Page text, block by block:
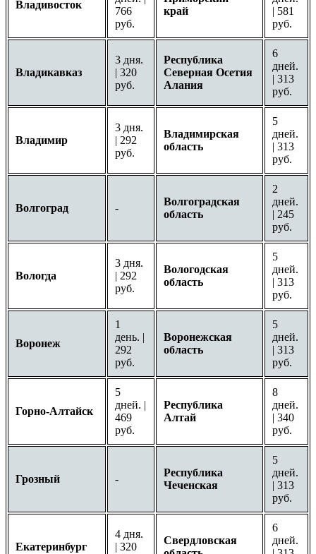
Владивосток
766
руб.
край
| 581
руб.
Владикавказ
3 дня.
| 320
руб.
Республика
Северная Осетия
Алания
6
дней.
| 313
руб.
Владимир
3 дня.
| 292
руб.
Владимирская
область
5
дней.
| 313
руб.
Волгоград -
Волгоградская
область
2
дней.
| 245
руб.
Вологда
3 дня.
| 292
руб.
Вологодская
область
5
дней.
| 313
руб.
Воронеж
1
день. |
292
руб.
Воронежская
область
5
дней.
| 313
руб.
Горно-Алтайск
5
дней. |
469
руб.
Республика
Алтай
8
дней.
| 340
руб.
Грозный -
Республика
Чеченская
5
дней.
| 313
руб.
Екатеринбург
4 дня.
| 320
Свердловская
6
дней.